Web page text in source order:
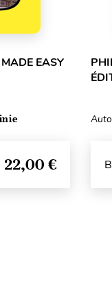
EASY
22,00 €